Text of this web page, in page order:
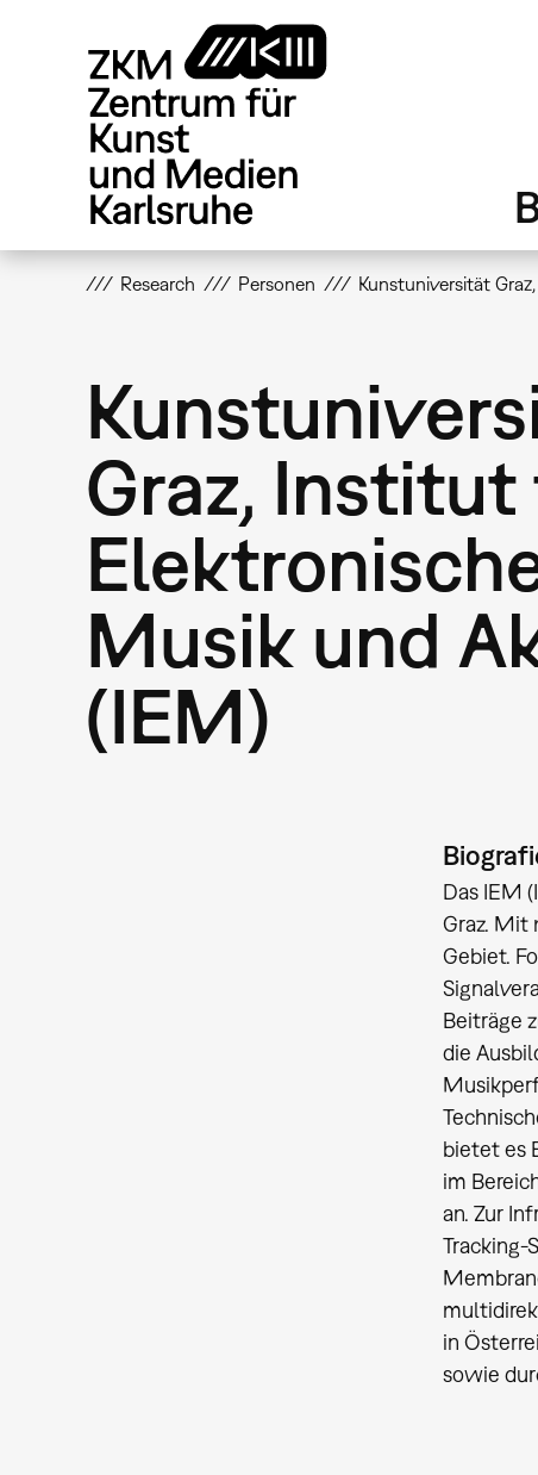
Research Personen Kunstuniversität
Graz,
Musik und
(IEM)
Das IEM
Graz. Mit
Gebiet.
Beiträge
die
bietet es
im
an. Zur
Tracking-
in
sowie